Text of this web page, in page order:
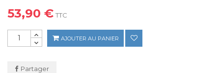
53,90 € TTC
AJOUTER AU PANIER
Partager